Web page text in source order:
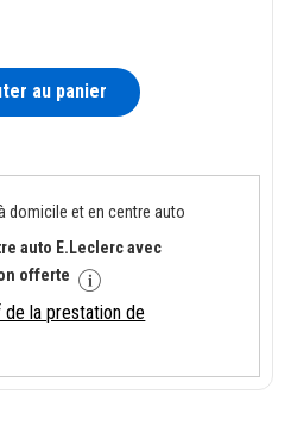
au panier
domicile et en centre auto
auto E.Leclerc avec
offerte
la prestation de